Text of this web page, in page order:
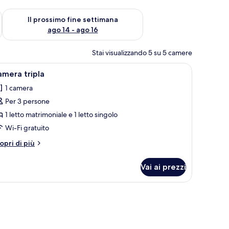
ago 7 - ago 9
Il prossimo fine settimana
ago 14 - ago 16
Verifica la disponibilità per il prossimo fine settimana, ago 14
Stai visualizzando 5 su 5 camere
porta aperta.in legno e due luci a parete.Camera d'albergo con due letti singoli,
2 tripla
1 camera
Per 3 persone
1 letto matrimoniale e 1 letto singolo
Wi-Fi gratuito
di più
Vai ai prezzi